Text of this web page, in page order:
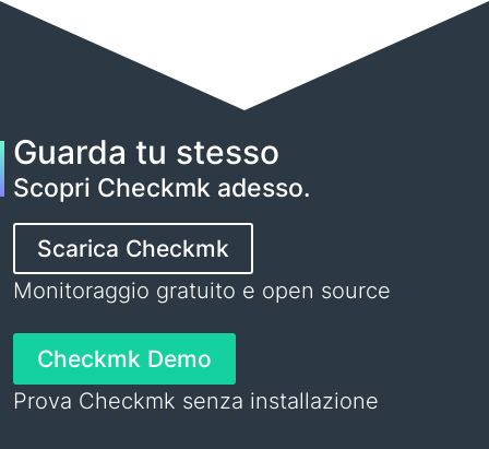
Guarda tu stesso
Scopri Checkmk adesso.
Scarica Checkmk
Monitoraggio gratuito e open source
Checkmk Demo
Prova Checkmk senza installazione